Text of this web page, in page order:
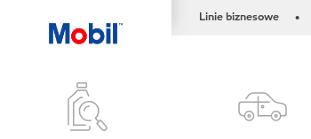
Linie biznesowe •